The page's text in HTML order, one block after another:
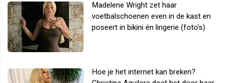
Madelene Wright zet haar
voetbalschoenen even in de kast en
poseert in bikini én lingerie (foto's)
Hoe je het internet kan breken?